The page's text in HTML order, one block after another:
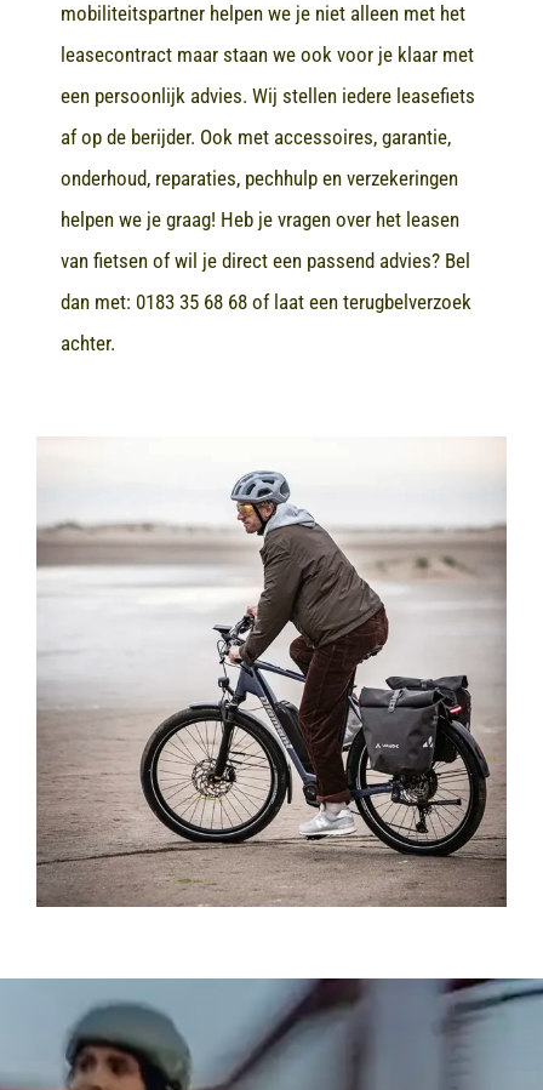
mobiliteitspartner helpen we je niet alleen met het
leasecontract maar staan we ook voor je klaar met
een persoonlijk advies. Wij stellen iedere leasefiets
af op de berijder. Ook met accessoires, garantie,
onderhoud, reparaties, pechhulp en verzekeringen
helpen we je graag! Heb je vragen over het leasen
van fietsen of wil je direct een passend advies? Bel
dan met: 0183 35 68 68of laat een terugbelverzoek
achter.